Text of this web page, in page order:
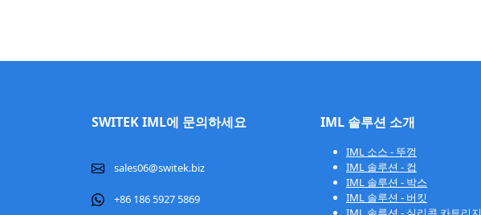
SWITEK IML에 문의하세요
sales06@switek.biz
+86 186 5927 5869
IML 솔루션 소개
IML 소스 - 뚜껑
IML 솔루션 - 컵
IML 솔루션 - 박스
IML 솔루션 - 버킷